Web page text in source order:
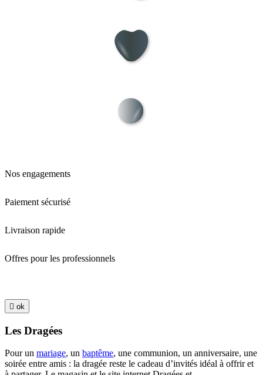
Nos engagements
Paiement sécurisé
Livraison rapide
Offres pour les professionnels
 ok
Les Dragées
Pour un mariage, un baptême, une communion, un anniversaire, une
soirée entre amis : la dragée reste le cadeau d’invités idéal à offrir et